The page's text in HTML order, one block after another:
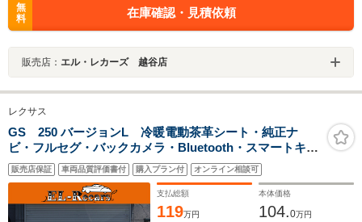
無
料
在庫確認・見積依頼
販売店： エル・レカーズ 越谷店
レクサス
GS 250 バージョンL 冷暖電動茶革シート・純正ナ
ビ・フルセグ・バックカメラ・Bluetooth・スマートキ
ー・プッシュスタート・ETC・クルコン・パドルシフ
ト・LEDヘッドライト・フォグ・純正18AW・ステアリン
グヒーター・オートハイビーム
販売店保証 車両品質評価書付 購入プラン付 オンライン相談可
支払総額
119万円
本体価格
104.0万円